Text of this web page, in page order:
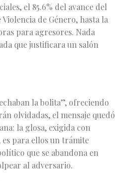
el 85.6% del avance del
de Género, hasta la
para agresores. Nada
que justificara un salón
la bolita”, ofreciendo
olvidadas, el mensaje quedó
la glosa, exigida con
para ellos un trámite
que se abandona en
al adversario.